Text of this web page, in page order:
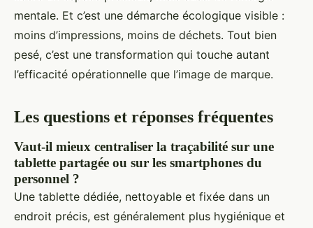
mentale. Et c’est une démarche écologique visible :
moins d’impressions, moins de déchets. Tout bien
pesé, c’est une transformation qui touche autant
l’efficacité opérationnelle que l’image de marque.
Les questions et réponses fréquentes
Vaut-il mieux centraliser la traçabilité sur une
tablette partagée ou sur les smartphones du
personnel ?
Une tablette dédiée, nettoyable et fixée dans un
endroit précis, est généralement plus hygiénique et